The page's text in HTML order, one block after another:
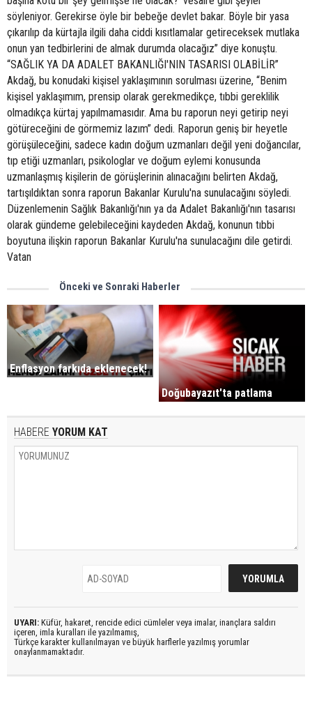
söyleniyor. Gerekirse öyle bir bebeğe devlet bakar. Böyle bir yasa
çıkarılıp da kürtajla ilgili daha ciddi kısıtlamalar getireceksek mutlaka
onun yan tedbirlerini de almak durumda olacağız” diye konuştu.
“SAĞLIK YA DA ADALET BAKANLIĞI'NIN TASARISI OLABİLİR”
Akdağ, bu konudaki kişisel yaklaşımının sorulması üzerine, “Benim
kişisel yaklaşımım, prensip olarak gerekmedikçe, tıbbi gereklilik
olmadıkça kürtaj yapılmamasıdır. Ama bu raporun neyi getirip neyi
götüreceğini de görmemiz lazım” dedi. Raporun geniş bir heyetle
görüşüleceğini, sadece kadın doğum uzmanları değil yeni doğancılar,
tıp etiği uzmanları, psikologlar ve doğum eylemi konusunda
uzmanlaşmış kişilerin de görüşlerinin alınacağını belirten Akdağ,
tartışıldıktan sonra raporun Bakanlar Kurulu'na sunulacağını söyledi.
Düzenlemenin Sağlık Bakanlığı'nın ya da Adalet Bakanlığı'nın tasarısı
olarak gündeme gelebileceğini kaydeden Akdağ, konunun tıbbi
boyutuna ilişkin raporun Bakanlar Kurulu'na sunulacağını dile getirdi.
Vatan
Önceki ve Sonraki Haberler
Enflasyon farkıda eklenecek!
Doğubayazıt'ta patlama
HABERE YORUM KAT
UYARI: Küfür, hakaret, rencide edici cümleler veya imalar, inançlara saldırı
içeren, imla kuralları ile yazılmamış,
Türkçe karakter kullanılmayan ve büyük harflerle yazılmış yorumlar
onaylanmamaktadır.